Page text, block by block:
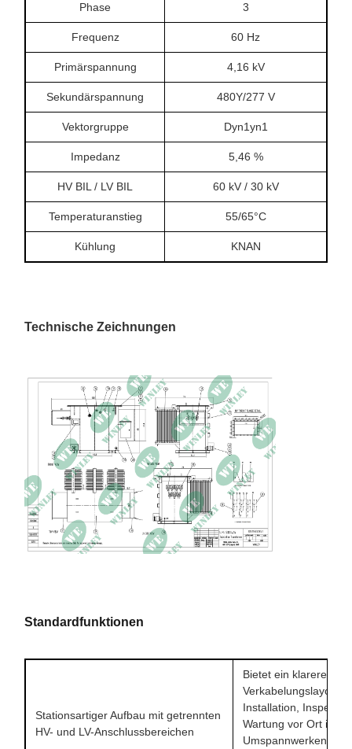
Phase 3
Frequenz 60 Hz
Primärspannung 4,16 kV
Sekundärspannung 480Y/277 V
Vektorgruppe Dyn1yn1
Impedanz 5,46 %
HV BIL / LV BIL 60 kV / 30 kV
Temperaturanstieg 55/65°C
Kühlung KNAN
Gesamtgewicht 10789 Pfund
Technische Zeichnungen
Standardfunktionen
Stationsartiger Aufbau mit getrennten
HV- und LV-Anschlussbereichen
Bietet ein klareres
Verkabelungslayout
Installation,
Wartung vor Ort in
Umspannwerken,